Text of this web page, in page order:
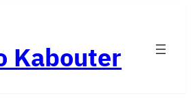
Kabouter